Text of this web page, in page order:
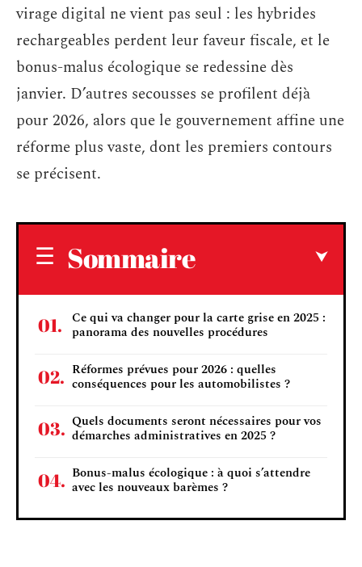
virage digital ne vient pas seul : les hybrides
rechargeables perdent leur faveur fiscale, et le
bonus-malus écologique se redessine dès
janvier. D’autres secousses se profilent déjà
pour 2026, alors que le gouvernement affine une
réforme plus vaste, dont les premiers contours
se précisent.
Sommaire
Ce qui va changer pour la carte grise en 2025 :
panorama des nouvelles procédures
Réformes prévues pour 2026 : quelles
conséquences pour les automobilistes ?
Quels documents seront nécessaires pour vos
démarches administratives en 2025 ?
Bonus-malus écologique : à quoi s’attendre
avec les nouveaux barèmes ?